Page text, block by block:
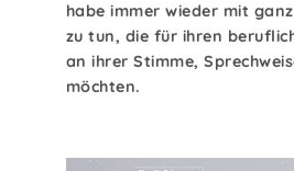
habe immer wieder mit
zu tun, die für ihren
an ihrer Stimme,
möchten.